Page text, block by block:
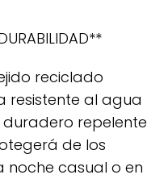
reciclado
resistente al agua
repelente
de los
noche casual o en